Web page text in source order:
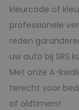
kleurcode of
professionele
reden
uw auto bij SRS
Met onze A-
terecht voor
of oldtimers!